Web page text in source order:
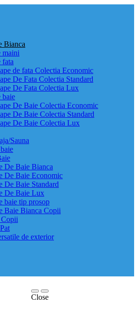
Bianca
maini
fata
de fata Colectia Economic
De Fata Colectia Standard
De Fata Colectia Lux
baie
De Baie Colectia Economic
De Baie Colectia Standard
De Baie Colectia Lux
Sauna
De Baie Bianca
De Baie Economic
De Baie Standard
De Baie Lux
baie tip prosop
Baie Bianca Copii
de exterior
Close